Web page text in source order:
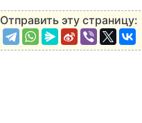
Отправить эту страницу: